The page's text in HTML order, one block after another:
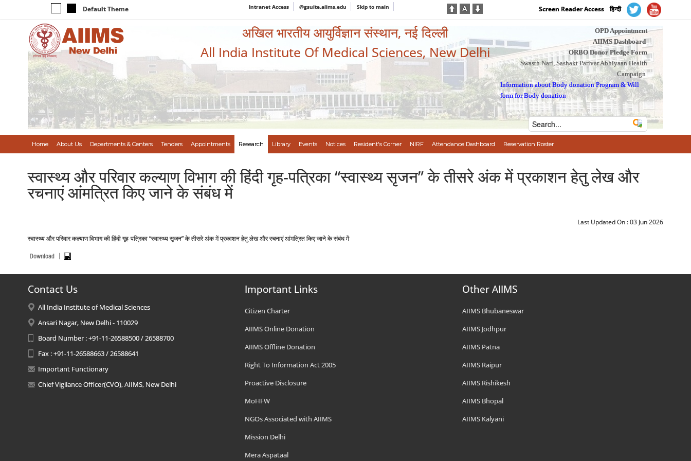
Default Theme Intranet Access @gsuite.aiims.edu Skip to main Screen Reader Access हिन्दी
अखिल भारतीय आयुर्विज्ञान संस्थान, नई दिल्ली
All India Institute Of Medical Sciences, New Delhi
OPD Appointment
AIIMS Dashboard
ORBO Donor Pledge Form
Swasth Nari, Sashakt Parivar Abhiyaan Health
Campaign
Information about Body donation Program &Will
form for Body donation
Home About Us Departments & Centers Tenders Appointments Research Library Events Notices Resident's Corner NIRF Attendance Dashboard Reservation Roster
स्वास्थ्य और परिवार कल्याण विभाग की हिंदी गृह-पत्रिका “स्वास्थ्य सृजन” के तीसरे अंक में प्रकाशन हेतु लेख और
रचनाएं आंमत्रित किए जाने के संबंध में
Last Updated On :03 Jun 2026
स्वास्थ्य और परिवार कल्याण विभाग की हिंदी गृह-पत्रिका “स्वास्थ्य सृजन” के तीसरे अंक में प्रकाशन हेतु लेख और रचनाएं आंमत्रित किए जाने के संबंध में
Contact Us
All India Institute of Medical Sciences
Ansari Nagar, New Delhi - 110029
Board Number : +91-11-26588500 / 26588700
Fax : +91-11-26588663 / 26588641
Important Functionary
Chief Vigilance Officer(CVO), AIIMS, New Delhi
Important Links
Citizen Charter
AIIMS Online Donation
AIIMS Offline Donation
Right To Information Act 2005
Proactive Disclosure
MoHFW
NGOs Associated with AIIMS
Mission Delhi
Mera Aspataal
Other AIIMS
AIIMS Bhubaneswar
AIIMS Jodhpur
AIIMS Patna
AIIMS Raipur
AIIMS Rishikesh
AIIMS Bhopal
AIIMS Kalyani